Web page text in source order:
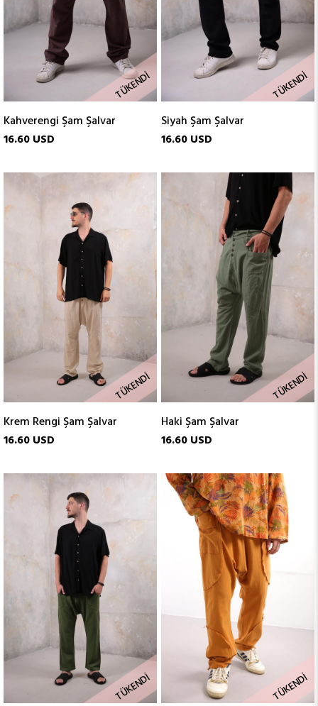
TÜKENDI
Kahverengi Şam Şalvar
16.60 USD
TÜKENDI
Siyah Şam Şalvar
16.60 USD
TÜKENDI
Krem Rengi Şam Şalvar
16.60 USD
TÜKENDI
Haki Şam Şalvar
16.60 USD
TÜKENDI TÜKENDI